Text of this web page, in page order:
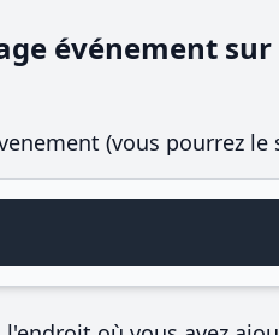
événement
(vous pourrez